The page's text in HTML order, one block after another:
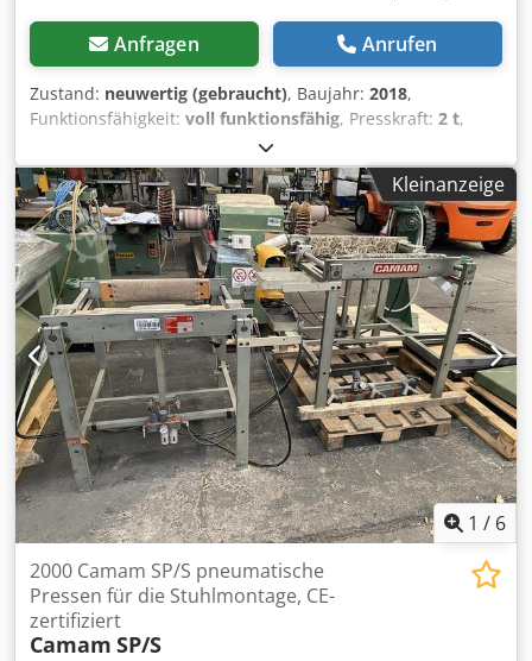
Anfragen Anrufen
Zustand: neuwertig (gebraucht), Baujahr: 2018,
Funktionsfähigkeit: voll funktionsfähig, Presskraft: 2 t,
, Tischlänge:
mm, Luftdruck:6 bar, Zylinderdurchmesser:28 mm,
Neuwertige HYUNDAE HP-2000 2t PNEUMATISCHE PRESSE
Marke: HYUNDAE MACHINERY & ELECTRIC CO., LTD Typ:
HP-2000 Baujahr: 2021 Max. Presskraft: 2t Arbeitshöhe: 300
mm Presstischgröße: 350 x 330 mm Hublänge: 100 mm
Zylinderdurchmesser: 28 mm Aufgebaut auf einem
Pressenständer Zweihandbedienung Spannung: 110 V
Dsdevbfbwjpfx Amaskr
Luftanschlussschlauchdurchmesser: 12 mm
Kleinanzeige
1 / 6
2000 Camam SP/S pneumatische
Pressen für die Stuhlmontage, CE-
zertifiziert
Camam SP/S